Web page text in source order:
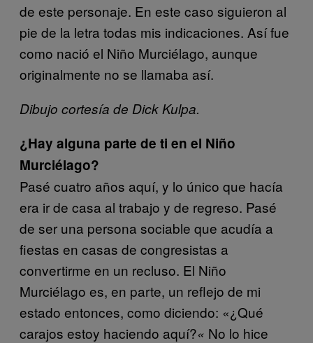
de este personaje. En este caso siguieron al
pie de la letra todas mis indicaciones. Así fue
como nació el Niño Murciélago, aunque
originalmente no se llamaba así.
Dibujo cortesía de Dick Kulpa.
¿Hay alguna parte de ti en el Niño
Murciélago?
Pasé cuatro años aquí, y lo único que hacía
era ir de casa al trabajo y de regreso. Pasé
de ser una persona sociable que acudía a
fiestas en casas de congresistas a
convertirme en un recluso. El Niño
Murciélago es, en parte, un reflejo de mi
estado entonces, como diciendo: «¿Qué
carajos estoy haciendo aquí?« No lo hice